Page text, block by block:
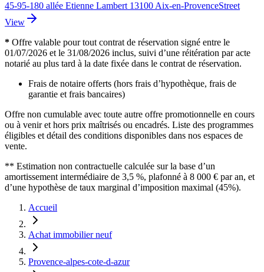
45-95-180 allée Etienne Lambert 13100 Aix-en-ProvenceStreet
View
* Offre valable pour tout contrat de réservation signé entre le
01/07/2026 et le 31/08/2026 inclus, suivi d’une réitération par acte
notarié au plus tard à la date fixée dans le contrat de réservation.
Frais de notaire offerts (hors frais d’hypothèque, frais de
garantie et frais bancaires)
Offre non cumulable avec toute autre offre promotionnelle en cours
ou à venir et hors prix maîtrisés ou encadrés. Liste des programmes
éligibles et détail des conditions disponibles dans nos espaces de
vente.
** Estimation non contractuelle calculée sur la base d’un
amortissement intermédiaire de 3,5 %, plafonné à 8 000 € par an, et
d’une hypothèse de taux marginal d’imposition maximal (45%).
Accueil
Achat immobilier neuf
Provence-alpes-cote-d-azur